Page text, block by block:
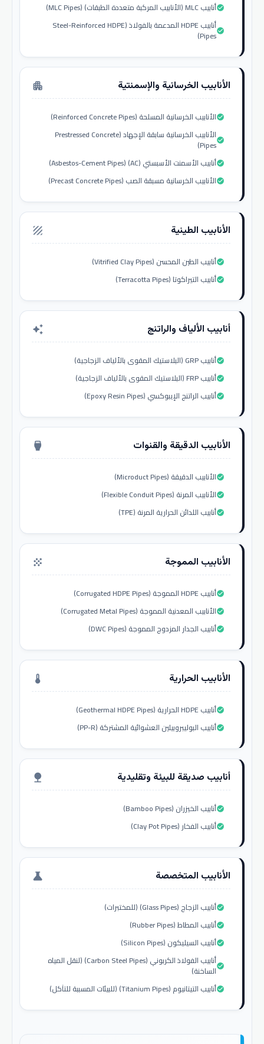
أنابيب MLC (الأنابيب المركبة متعددة الطبقات) (MLC Pipes)check_circle
أنابيب HDPE المدعمة بالفولاذ (Steel-Reinforced HDPE
Pipes)check_circle
الأنابيب الخرسانية والإسمنتية apartment
الأنابيب الخرسانية المسلحة (Reinforced Concrete Pipes)check_circle
الأنابيب الخرسانية سابقة الإجهاد (Prestressed Concrete
Pipes)check_circle
أنابيب الأسمنت الأسبستي (AC) (Asbestos-Cement Pipes)check_circle
الأنابيب الخرسانية مسبقة الصب (Precast Concrete Pipes)check_circle
الأنابيب الطينية texture
أنابيب الطين المحسن (Vitrified Clay Pipes)check_circle
أنابيب التيراكوتا (Terracotta Pipes)check_circle
أنابيب الألياف والراتنج auto_awesome
أنابيب GRP (البلاستيك المقوى بالألياف الزجاجية)check_circle
أنابيب FRP (البلاستيك المقوى بالألياف الزجاجية)check_circle
أنابيب الراتنج الإيبوكسي (Epoxy Resin Pipes)check_circle
الأنابيب الدقيقة والقنوات settings_input_hdmi
الأنابيب الدقيقة (Microduct Pipes)check_circle
الأنابيب المرنة (Flexible Conduit Pipes)check_circle
أنابيب اللدائن الحرارية المرنة (TPE)check_circle
الأنابيب المموجة grain
أنابيب HDPE المموجة (Corrugated HDPE Pipes)check_circle
الأنابيب المعدنية المموجة (Corrugated Metal Pipes)check_circle
أنابيب الجدار المزدوج المموجة (DWC Pipes)check_circle
الأنابيب الحرارية thermostat
أنابيب HDPE الحرارية (Geothermal HDPE Pipes)check_circle
أنابيب البوليبروبيلين العشوائية المشتركة (PP-R)check_circle
أنابيب صديقة للبيئة وتقليدية nature
أنابيب الخيزران (Bamboo Pipes)check_circle
أنابيب الفخار (Clay Pot Pipes)check_circle
الأنابيب المتخصصة science
أنابيب الزجاج (Glass Pipes) (للمختبرات)check_circle
أنابيب المطاط (Rubber Pipes)check_circle
أنابيب السيليكون (Silicon Pipes)check_circle
أنابيب الفولاذ الكربوني (Carbon Steel Pipes) (لنقل المياه
الساخنة)check_circle
أنابيب التيتانيوم (Titanium Pipes) (للبيئات المسببة للتآكل)check_circle